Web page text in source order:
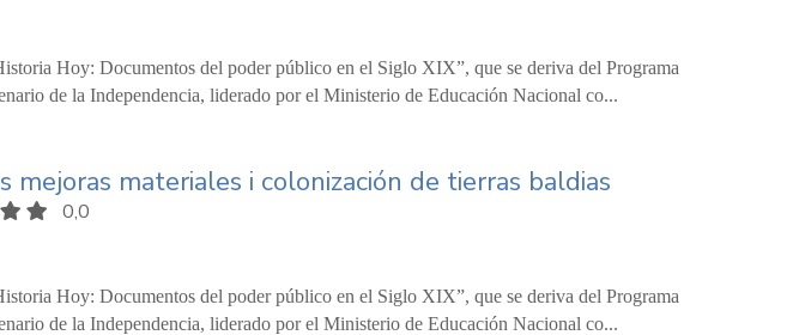
Hoy: Documentos del poder público en el Siglo XIX”, que se deriva del Programa
de la Independencia, liderado por el Ministerio de Educación Nacional co...
mejoras materiales i colonización de tierras baldias
0,0
Hoy: Documentos del poder público en el Siglo XIX”, que se deriva del Programa
de la Independencia, liderado por el Ministerio de Educación Nacional co...